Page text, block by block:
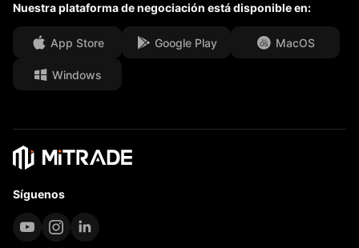
Centro de medios
Oportunidades de Carrera
Documentos Legales
F.A.Q.
Nuestra plataforma de negociación está disponible en:
App Store Google Play MacOS
Windows
Síguenos